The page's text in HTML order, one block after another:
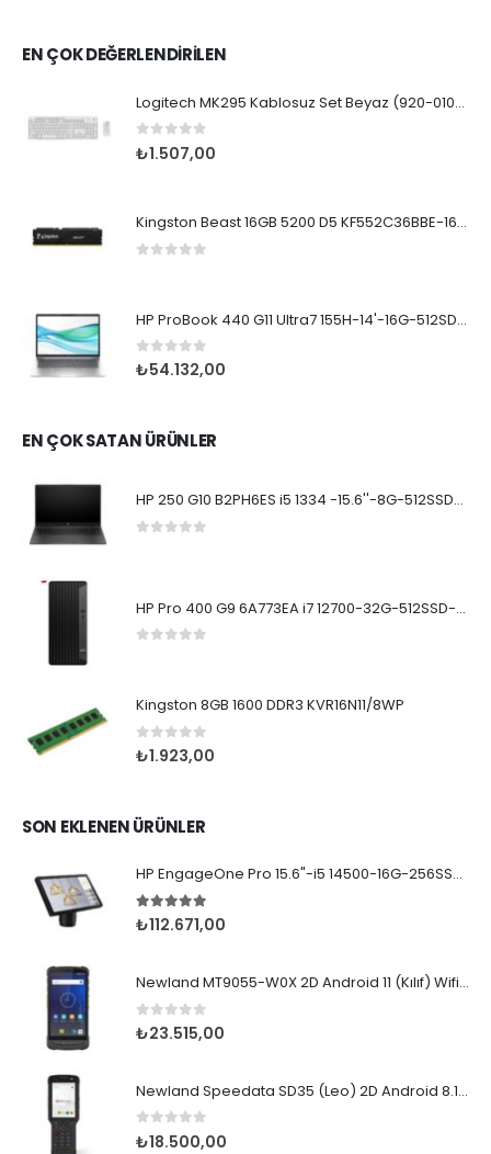
EN ÇOK DEĞERLENDİRİLEN
Logitech MK295 Kablosuz Set Beyaz (920-010089)
0 5 üzerinden
₺1.507,00
Kingston Beast 16GB 5200 D5 KF552C36BBE-16TR
HP ProBook 440 G11 Ultra7 155H-14'-16G-512SD-4G-WP
0 5 üzerinden
₺54.132,00
EN ÇOK SATAN ÜRÜNLER
HP 250 G10 B2PH6ES i5 1334 -15.6''-8G-512SSD-Dos
HP Pro 400 G9 6A773EA i7 12700-32G-512SSD-W11Pro
Kingston 8GB 1600 DDR3 KVR16N11/8WP
0 5 üzerinden
₺1.923,00
SON EKLENEN ÜRÜNLER
HP EngageOne Pro 15.6"-i5 14500-16G-256SSD-OST W11
5.00 5 üzerinden
₺112.671,00
Newland MT9055-W0X 2D Android 11 (Kılıf) Wifi BT
0 5 üzerinden
₺23.515,00
Newland Speedata SD35 (Leo) 2D Android 8.1 Wifi BT
0 5 üzerinden
₺18.500,00